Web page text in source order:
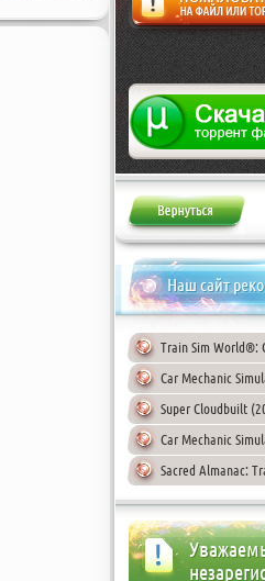
Жалоба
Наш сайт
Train Sim World®:
Car Mechanic
Super Cloudbuilt
Car Mechanic
Sacred Almanac: